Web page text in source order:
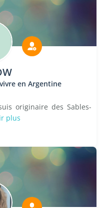
en Argentine
originaire des Sables-
plus